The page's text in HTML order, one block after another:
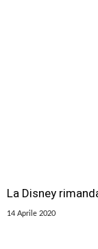
La Disney
14 Aprile 2020